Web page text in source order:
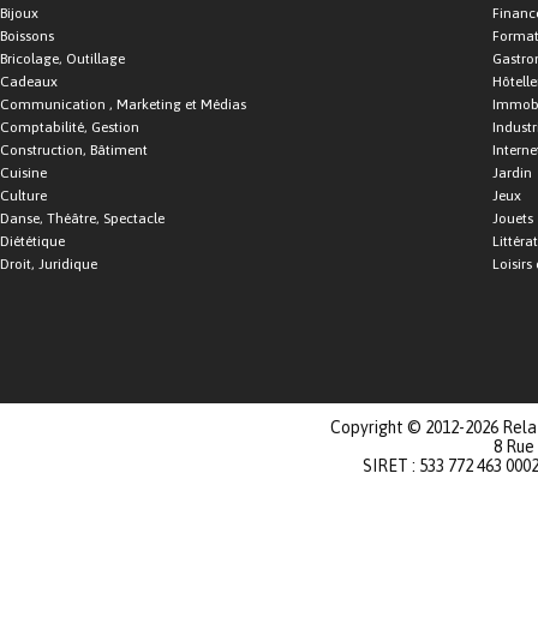
Bijoux
Boissons
Bricolage, Outillage
Cadeaux
Communication , Marketing et Médias
Comptabilité, Gestion
Construction, Bâtiment
Cuisine
Culture
Danse, Théâtre, Spectacle
Diététique
Droit, Juridique
Jardin
Jeux
Jouets
Loisirs
Copyright © 2012-2026
8
SIRET : 533 772 463